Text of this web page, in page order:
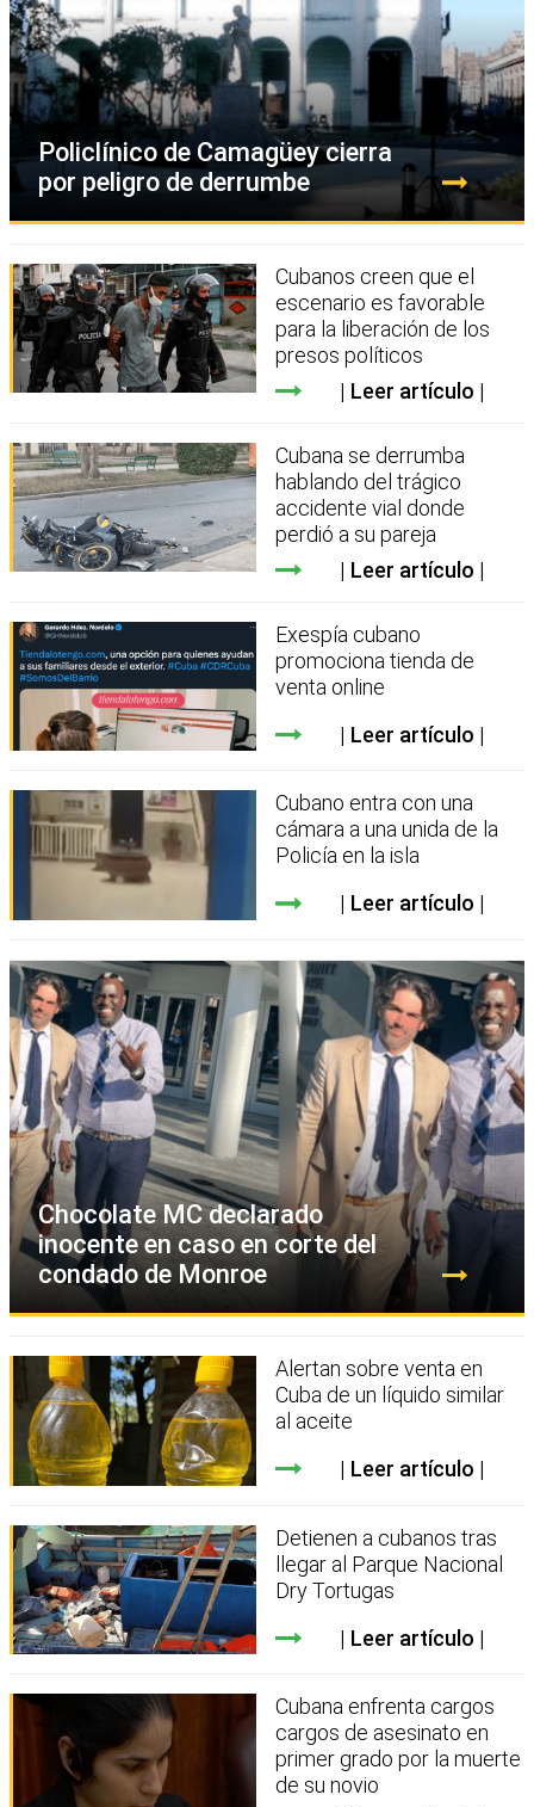
Policlínico de Camagüey cierra
por peligro de derrumbe
Cubanos creen que el
escenario es favorable
para la liberación de los
presos políticos
Leer artículo
Cubana se derrumba
hablando del trágico
accidente vial donde
perdió a su pareja
Leer artículo
Exespía cubano
promociona tienda de
venta online
Leer artículo
Cubano entra con una
cámara a una unida de la
Policía en la isla
Leer artículo
Chocolate MC declarado
inocente en caso en corte del
condado de Monroe
Alertan sobre venta en
Cuba de un líquido similar
al aceite
Leer artículo
Detienen a cubanos tras
llegar al Parque Nacional
Dry Tortugas
Leer artículo
Cubana enfrenta cargos
cargos de asesinato en
primer grado por la muerte
de su novio